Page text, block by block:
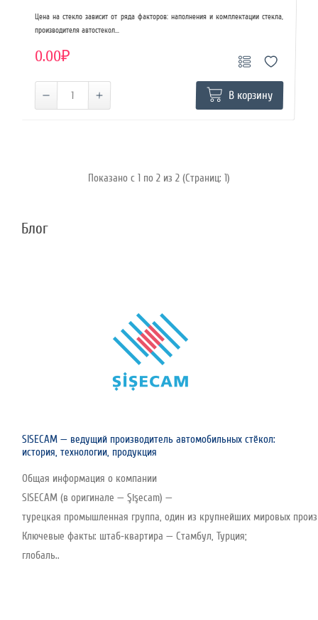
Цена на стекло зависит от ряда факторов: наполнения и комплектации стекла,
производителя автостекол...
0.00₽
В корзину
Показано с 1 по 2 из 2 (Страниц: 1)
Блог
SISECAM — ведущий производитель автомобильных стёкол:
история, технологии, продукция
Общая информация о компании
SISECAM (в оригинале — Şişecam) —
турецкая промышленная группа, один из крупнейших мировых
Ключевые факты: штаб‑квартира — Стамбул, Турция;
глобаль..